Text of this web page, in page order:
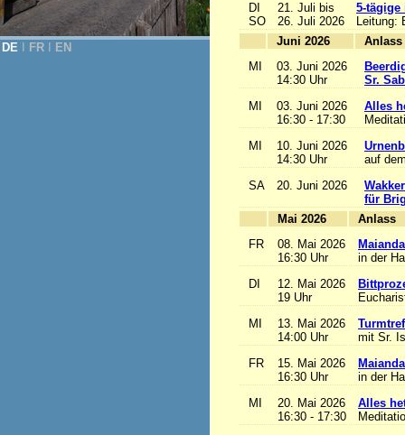
DE FR EN
DI
SO
21. Juli bis
26. Juli 2026
5-
Leitung:
Juni 2026
MI
03. Juni 2026
14:30 Uhr
Sr.
MI
03. Juni 2026
16:30 - 17:30
Alles
MI
10. Juni 2026
14:30 Uhr
auf
SA
20. Juni 2026
für
Mai 2026
FR
08. Mai 2026
16:30 Uhr
in der
DI
12. Mai 2026
19 Uhr
MI
13. Mai 2026
14:00 Uhr
mit Sr.
FR
15. Mai 2026
16:30 Uhr
in der
MI
20. Mai 2026
16:30 - 17:30
Alles